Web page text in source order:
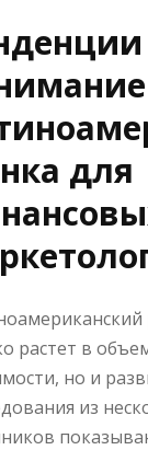
для
растет в
но и
из